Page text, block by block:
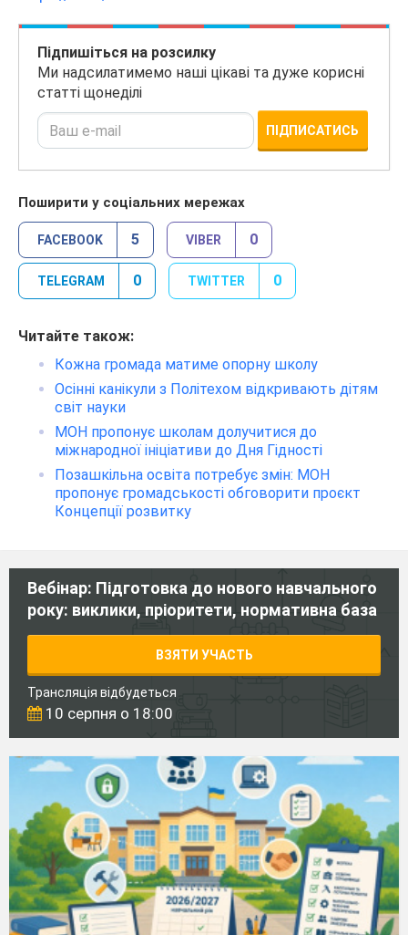
Підпишіться на розсилку
Ми надсилатимемо наші цікаві та дуже корисні
статті щонеділі
ПІДПИСАТИСЬ
Поширити у соціальних мережах
FACEBOOK 5 VIBER 0
TELEGRAM 0 TWITTER 0
Читайте також:
Кожна громада матиме опорну школу
Осінні канікули з Політехом відкривають дітям
світ науки
МОН пропонує школам долучитися до
міжнародної ініціативи до Дня Гідності
Позашкільна освіта потребує змін: МОН
пропонує громадськості обговорити проєкт
Концепції розвитку
Вебінар: Підготовка до нового навчального
року: виклики, пріоритети, нормативна база
ВЗЯТИ УЧАСТЬ
Трансляція відбудеться
10 серпня о 18:00